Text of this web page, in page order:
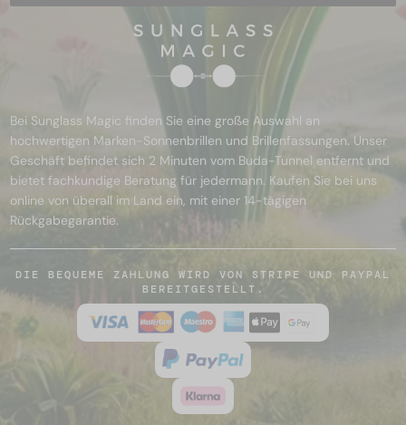
Bei Sunglass Magic finden Sie eine große Auswahl an
hochwertigen Marken-Sonnenbrillen und Brillenfassungen. Unser
Geschäft befindet sich 2 Minuten vom Buda-Tunnel entfernt und
bietet fachkundige Beratung für jedermann. Kaufen Sie bei uns
online von überall im Land ein, mit einer 14-tägigen
Rückgabegarantie.
DIE BEQUEME ZAHLUNG WIRD VON STRIPE UND PAYPAL
BEREITGESTELLT.